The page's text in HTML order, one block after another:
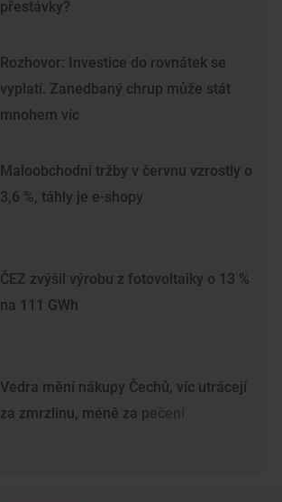
přestávky?
Rozhovor: Investice do rovnátek se
vyplatí. Zanedbaný chrup může stát
mnohem víc
Maloobchodní tržby v červnu vzrostly o
3,6 %, táhly je e-shopy
ČEZ zvýšil výrobu z fotovoltaiky o 13 %
na 111 GWh
Vedra mění nákupy Čechů, víc utrácejí
za zmrzlinu, méně za pečení